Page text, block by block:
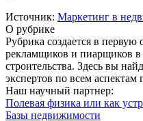
Источник: Маркетинг в
О рубрике
Рубрика создается в первую
рекламщиков и пиарщиков
строительства. Здесь вы
экспертов по всем
Наш научный партнер:
Полевая физика или как
Базы недвижимости